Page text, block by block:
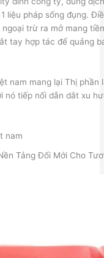
liệu pháp sống đụng.
trừ ra mở mang
tay hợp tác để quảng
nam mang lại Thị phần
nó tiếp nối dẫn dắt xu
nam